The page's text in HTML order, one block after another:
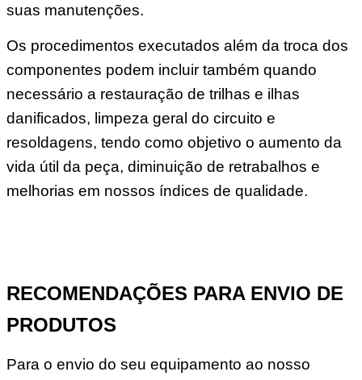
suas manutenções.
Os procedimentos executados além da troca dos
componentes podem incluir também quando
necessário a restauração de trilhas e ilhas
danificados, limpeza geral do circuito e
resoldagens, tendo como objetivo o aumento da
vida útil da peça, diminuição de retrabalhos e
melhorias em nossos índices de qualidade.
RECOMENDAÇÕES PARA ENVIO DE
PRODUTOS
Para o envio do seu equipamento ao nosso